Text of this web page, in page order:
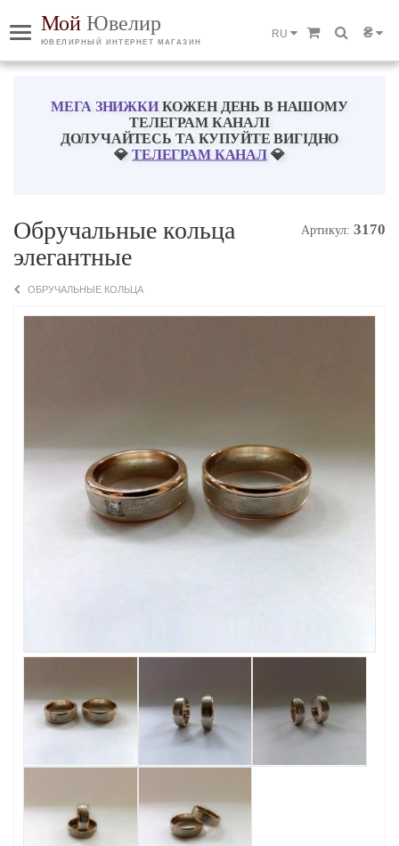
Мой Ювелир
ЮВЕЛИРНЫЙ ИНТЕРНЕТ МАГАЗИН
₴
RU
МЕГА ЗНИЖКИКОЖЕН ДЕНЬ В НАШОМУ
ТЕЛЕГРАМ КАНАЛІ
ДОЛУЧАЙТЕСЬ ТА КУПУЙТЕ ВИГІДНО
💎ТЕЛЕГРАМ КАНАЛ 💎
Обручальные кольца
элегантные
Артикул: 3170
ОБРУЧАЛЬНЫЕ КОЛЬЦА